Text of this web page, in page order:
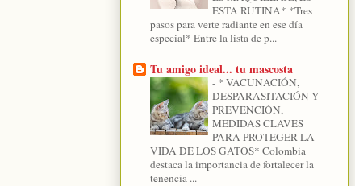
ESTA RUTINA* *Tres
pasos para verte radiante en ese día
especial* Entre la lista de p...
Tu amigo ideal... tu mascosta
- * VACUNACIÓN,
DESPARASITACIÓN Y
PREVENCIÓN,
MEDIDAS CLAVES
PARA PROTEGER LA
VIDA DE LOS GATOS* Colombia
destaca la importancia de fortalecer la
tenencia ...